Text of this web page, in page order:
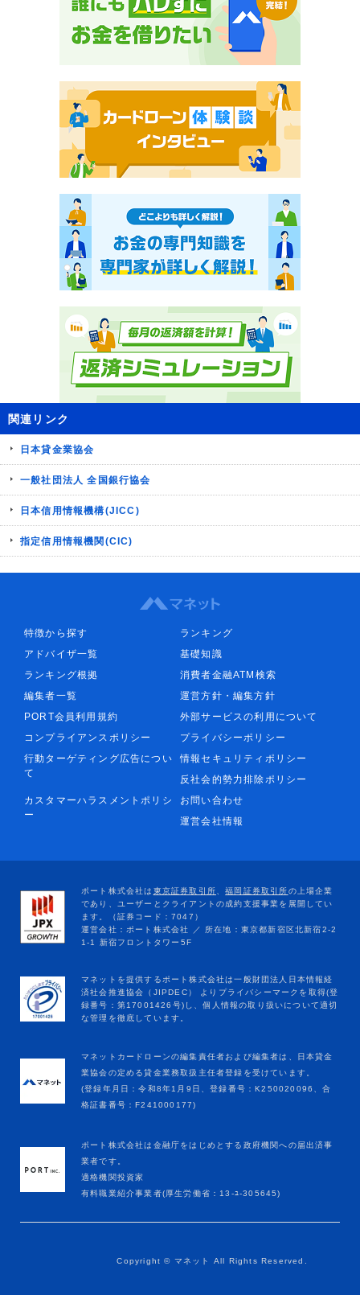
関連リンク
日本貸金業協会
一般社団法人 全国銀行協会
日本信用情報機構(JICC)
指定信用情報機関(CIC)
特徴から探す
ランキング
アドバイザ一覧
基礎知識
ランキング根拠
消費者金融ATM検索
編集者一覧
運営方針・編集方針
PORT会員利用規約
外部サービスの利用について
コンプライアンスポリシー
プライバシーポリシー
行動ターゲティング広告につい
て
情報セキュリティポリシー
反社会的勢力排除ポリシー
カスタマーハラスメントポリシ
ー
お問い合わせ
運営会社情報
マネットカードローンの編集責任者および編集者は、日本貸金
業協会の定める貸金業務取扱主任者登録を受けています。
(登録年月日：令和8年1月9日、登録番号：K250020096、合
格証書番号：F241000177)
ポート株式会社は金融庁をはじめとする政府機関への届出済事
業者です。
適格機関投資家
有料職業紹介事業者(厚生労働省：13-ﾕ-305645)